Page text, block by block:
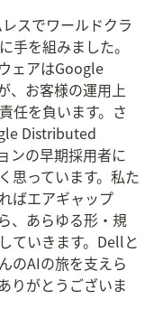
スでワールドクラ
手を組みました。
ェアはGoogle
、お客様の運用上
任を負います。さ
Distributed
ンの早期採用者に
思っています。私た
ばエアギャップ
、あらゆる形・規
ていきます。Dellと
のAIの旅を支えら
りがとうございま